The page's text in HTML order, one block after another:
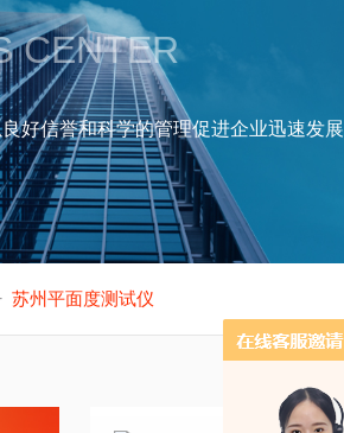
CENTER
好信誉和科学的管理促进企业迅速发展
苏州平面度测试仪